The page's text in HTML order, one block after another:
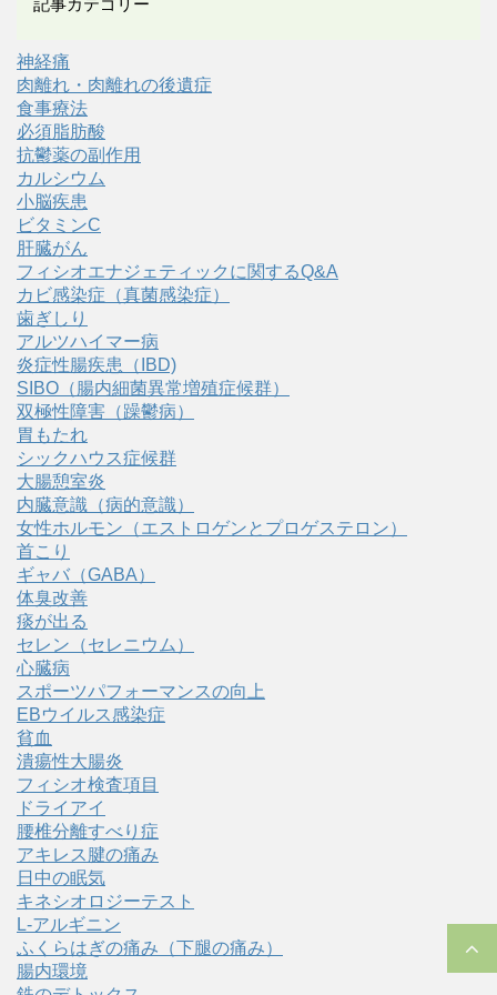
記事カテゴリー
神経痛
肉離れ・肉離れの後遺症
食事療法
必須脂肪酸
抗鬱薬の副作用
カルシウム
小脳疾患
ビタミンC
肝臓がん
フィシオエナジェティックに関するQ&A
カビ感染症（真菌感染症）
歯ぎしり
アルツハイマー病
炎症性腸疾患（IBD)
SIBO（腸内細菌異常増殖症候群）
双極性障害（躁鬱病）
胃もたれ
シックハウス症候群
大腸憩室炎
内臓意識（病的意識）
女性ホルモン（エストロゲンとプロゲステロン）
首こり
ギャバ（GABA）
体臭改善
痰が出る
セレン（セレニウム）
心臓病
スポーツパフォーマンスの向上
EBウイルス感染症
貧血
潰瘍性大腸炎
フィシオ検査項目
ドライアイ
腰椎分離すべり症
アキレス腱の痛み
日中の眠気
キネシオロジーテスト
L-アルギニン
ふくらはぎの痛み（下腿の痛み）
腸内環境